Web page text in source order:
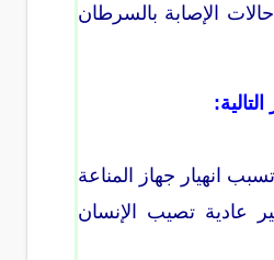
الإصابة بالسرطان
انهيار جهاز المناعة
عادية تصيب الإنسان